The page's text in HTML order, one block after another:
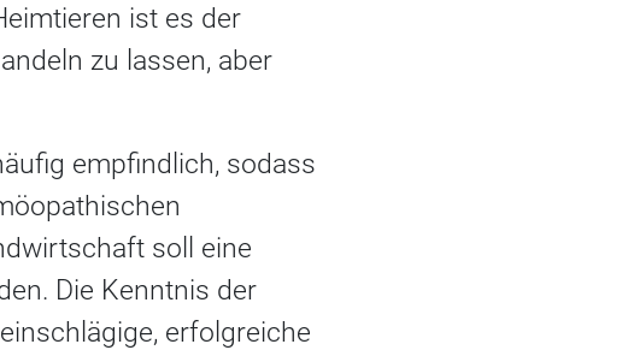
ist es der
zu lassen, aber
empfindlich, sodass
soll eine
Die Kenntnis der
erfolgreiche